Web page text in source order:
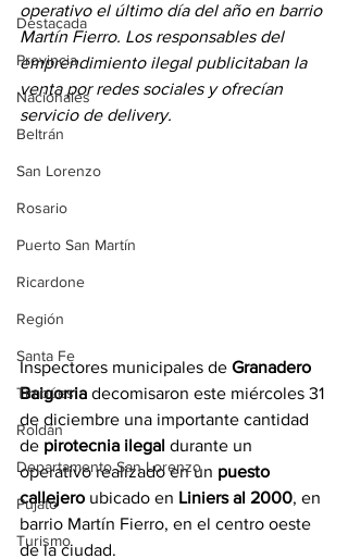
Destacada
Provincia
Nacionales
Beltrán
San Lorenzo
Rosario
Puerto San Martín
Ricardone
Región
Santa Fe
Timbúes
Roldán
Departamento San Lorenzo
Pujato
Turismo
operativo el último día del año en barrio
Martín Fierro. Los responsables del
emprendimiento ilegal publicitaban la
venta por redes sociales y ofrecían
servicio de delivery.
Inspectores municipales de Granadero
Baigorria decomisaron este miércoles 31
de diciembre una importante cantidad
de pirotecnia ilegal durante un
operativo realizado en un puesto
callejero ubicado en Liniers al 2000, en
barrio Martín Fierro, en el centro oeste
de la ciudad.